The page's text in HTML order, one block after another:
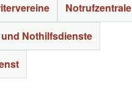
Notrufzentrale
Nothilfsdienste